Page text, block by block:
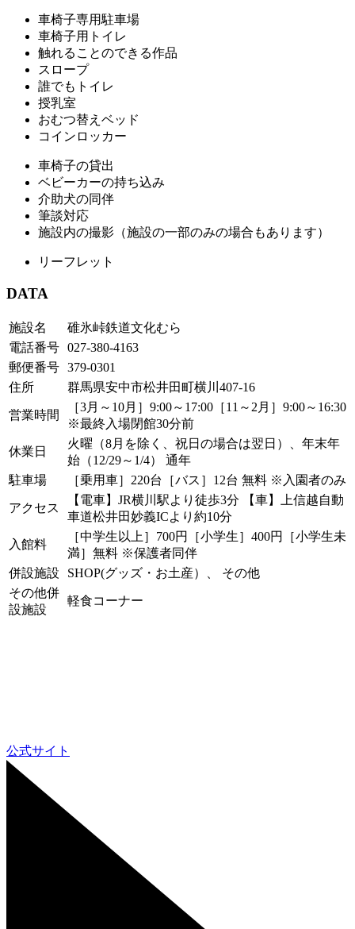
車椅子専用駐車場
車椅子用トイレ
触れることのできる作品
スロープ
誰でもトイレ
授乳室
おむつ替えベッド
コインロッカー
車椅子の貸出
ベビーカーの持ち込み
介助犬の同伴
筆談対応
施設内の撮影（施設の一部のみの場合もあります）
リーフレット
DATA
施設名
碓氷峠鉄道文化むら
電話番号 027-380-4163
郵便番号 379-0301
住所
群馬県安中市松井田町横川407-16
営業時間
［3月～10月］9:00～17:00［11～2月］9:00～16:30
※最終入場閉館30分前
休業日
火曜（8月を除く、祝日の場合は翌日）、年末年
始（12/29～1/4） 通年
駐車場
［乗用車］220台［バス］12台 無料 ※入園者のみ
アクセス
【電車】JR横川駅より徒歩3分 【車】上信越自動
車道松井田妙義ICより約10分
入館料
［中学生以上］700円［小学生］400円［小学生未
満］無料 ※保護者同伴
併設施設
SHOP(グッズ・お土産）、 その他
その他併
設施設
軽食コーナー
公式サイト